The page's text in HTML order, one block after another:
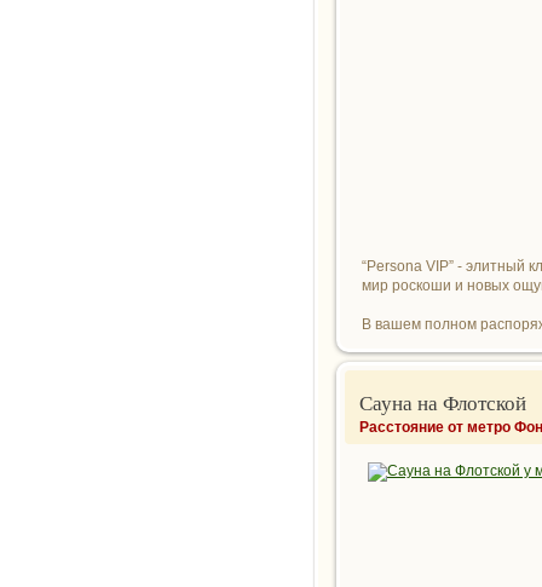
“Persona VIP” - элитный
мир роскоши и новых
В вашем полном
Сауна на Флотской
Расстояние от метро